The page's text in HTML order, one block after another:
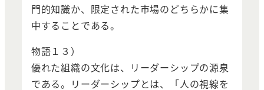
門的知識か、限定された市場のどちらかに集
中することである。
物語１３）
優れた組織の文化は、リーダーシップの源泉
である。リーダーシップとは、「人の視線を